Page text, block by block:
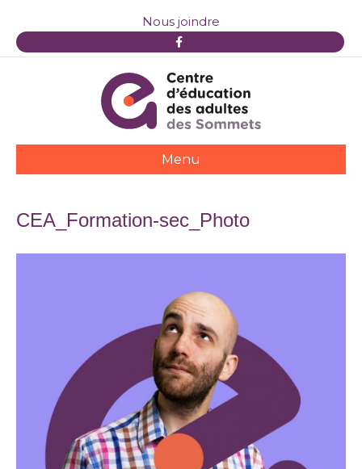
Nous joindre
F
a
e
b
o
o
k
Menu
CEA_Formation-sec_Photo